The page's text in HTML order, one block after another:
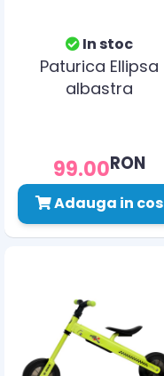
In stoc
Paturica Ellipsa
albastra
99.00RON
Adauga in cos